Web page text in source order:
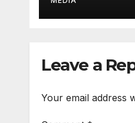
Surabaya!
Leave a
Your email address